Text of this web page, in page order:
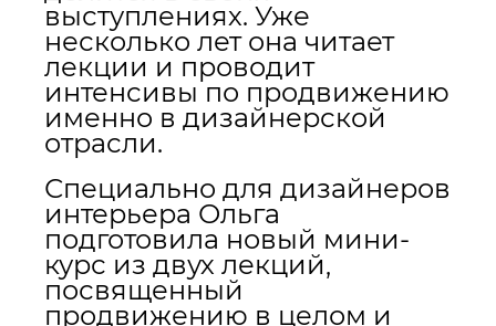
выступлениях. Уже
несколько лет она читает
лекции и проводит
интенсивы по продвижению
именно в дизайнерской
отрасли.
Специально для дизайнеров
интерьера Ольга
подготовила новый мини-
курс из двух лекций,
посвященный
продвижению в целом и